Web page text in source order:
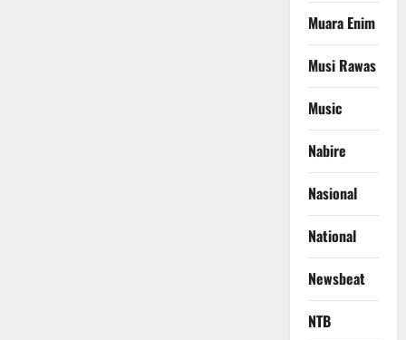
Muara Enim
Musi Rawas
Music
Nabire
Nasional
National
Newsbeat
NTB